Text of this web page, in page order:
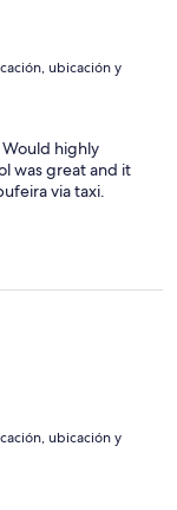
ubicación y
highly
was great and it
via taxi.
ubicación y